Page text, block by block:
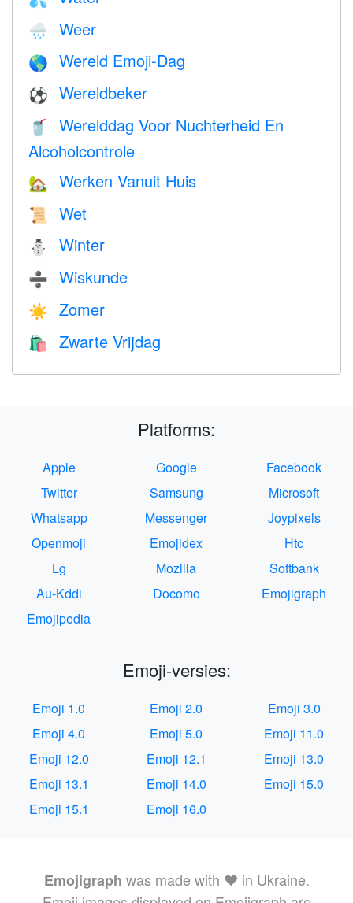
🌧 Weer
🌎 Wereld Emoji-Dag
⚽ Wereldbeker
🥤
Werelddag Voor Nuchterheid En
Alcoholcontrole
🏡 Werken Vanuit Huis
📜 Wet
⛄ Winter
➗ Wiskunde
☀️ Zomer
🛍 Zwarte Vrijdag
Platforms:
Apple Google
Facebook
Twitter
Samsung
Microsoft
Whatsapp
Messenger
Joypixels
Openmoji
Emojidex
Htc
Lg
Mozilla
Softbank
Au-Kddi
Docomo
Emojigraph
Emojipedia
Emoji-versies:
Emoji 1.0 Emoji 2.0
Emoji 3.0
Emoji 4.0
Emoji 5.0
Emoji 11.0
Emoji 12.0
Emoji 12.1
Emoji 13.0
Emoji 13.1
Emoji 14.0
Emoji 15.0
Emoji 15.1
Emoji 16.0
Emojigraph was made with ❤️ in Ukraine.